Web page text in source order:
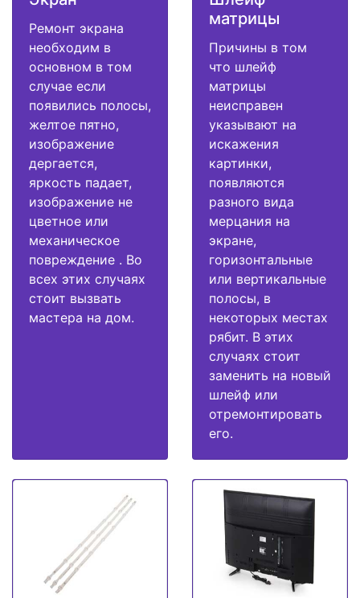
Ремонт экрана
необходим в
основном в том
случае если
появились полосы,
желтое пятно,
изображение
дергается,
яркость падает,
изображение не
цветное или
механическое
повреждение . Во
всех этих случаях
стоит вызвать
мастера на дом.
матрицы
Причины в том
что шлейф
матрицы
неисправен
указывают на
искажения
картинки,
появляются
разного вида
мерцания на
экране,
горизонтальные
или вертикальные
полосы, в
некоторых местах
рябит. В этих
случаях стоит
заменить на новый
шлейф или
отремонтировать
его.